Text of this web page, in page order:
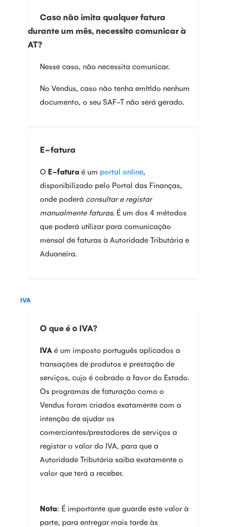
Caso não imita qualquer fatura
durante um mês, necessito comunicar à
AT?
Nesse caso, não necessita comunicar.
No Vendus, caso não tenha emitido nenhum
documento, o seu SAF-T não será gerado.
E-fatura
O E-fatura é um portal online,
disponibilizado pelo Portal das Finanças,
onde poderá consultar e registar
manualmente faturas. É um dos 4 métodos
que poderá utilizar para comunicação
mensal de faturas à Autoridade Tributária e
Aduaneira.
IVA
O que é o IVA?
IVA é um imposto português aplicados a
transações de produtos e prestação de
serviços, cujo é cobrado a favor do Estado.
Os programas de faturação como o
Vendus foram criados exatamente com a
intenção de ajudar os
comerciantes/prestadores de serviços a
registar o valor do IVA, para que a
Autoridade Tributária saiba exatamente o
valor que terá a receber.
Nota: É importante que guarde este valor à
parte, para entregar mais tarde às